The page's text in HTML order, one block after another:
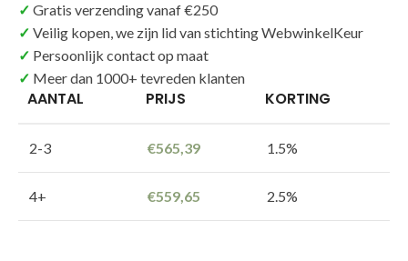
Gratis verzending vanaf €250
Veilig kopen, we zijn lid van stichting WebwinkelKeur
Persoonlijk contact op maat
Meer dan 1000+ tevreden klanten
AANTAL PRIJS KORTING
2-3 €565,39 1.5%
4+ €559,65 2.5%